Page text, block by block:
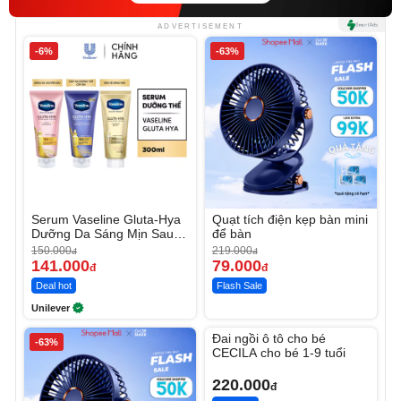
ADVERTISEMENT
-6%
Serum Vaseline Gluta-Hya
Dưỡng Da Sáng Mịn Sau 7
Ngày
150.000đ
141.000đ
Deal hot
Unilever
-63%
Quạt tích điện kẹp bàn mini
để bàn
219.000đ
79.000đ
Flash Sale
-63%
Đai ngồi ô tô cho bé
CECILA cho bé 1-9 tuổi
220.000đ